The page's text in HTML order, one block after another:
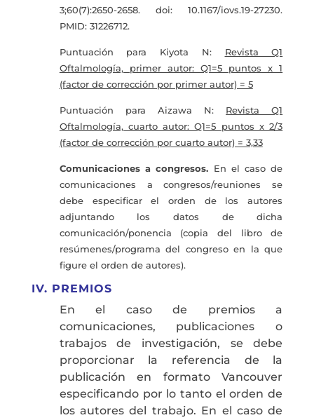
3;60(7):2650-2658. doi: 10.1167/iovs.19-27230.
PMID: 31226712.
Puntuación para Kiyota N: Revista Q1
Oftalmología, primer autor: Q1=5 puntos x 1
(factor de corrección por primer autor) = 5
Puntuación para Aizawa N: Revista Q1
Oftalmología, cuarto autor: Q1=5 puntos x 2/3
(factor de corrección por cuarto autor) = 3,33
Comunicaciones a congresos. En el caso de
comunicaciones a congresos/reuniones se
debe especificar el orden de los autores
adjuntando los datos de dicha
comunicación/ponencia (copia del libro de
resúmenes/programa del congreso en la que
figure el orden de autores).
IV. PREMIOS
En el caso de premios a
comunicaciones, publicaciones o
trabajos de investigación, se debe
proporcionar la referencia de la
publicación en formato Vancouver
especificando por lo tanto el orden de
los autores del trabajo. En el caso de